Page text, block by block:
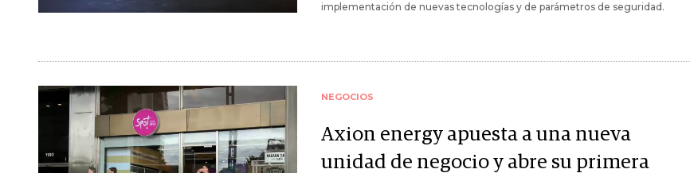
implementación de nuevas tecnologías y de parámetros de seguridad.
NEGOCIOS
Axion energy apuesta a una nueva
unidad de negocio y abre su primera